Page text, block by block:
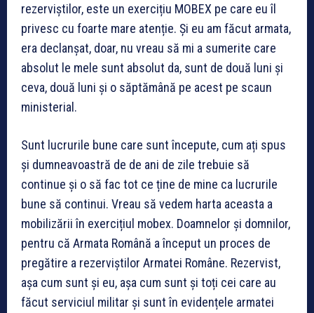
rezerviștilor, este un exercițiu MOBEX pe care eu îl
privesc cu foarte mare atenție. Și eu am făcut armata,
era declanșat, doar, nu vreau să mi a sumerite care
absolut le mele sunt absolut da, sunt de două luni și
ceva, două luni și o săptămână pe acest pe scaun
ministerial.
Sunt lucrurile bune care sunt începute, cum ați spus
și dumneavoastră de de ani de zile trebuie să
continue și o să fac tot ce ține de mine ca lucrurile
bune să continui. Vreau să vedem harta aceasta a
mobilizării în exercițiul mobex. Doamnelor și domnilor,
pentru că Armata Română a început un proces de
pregătire a rezerviștilor Armatei Române. Rezervist,
așa cum sunt și eu, așa cum sunt și toți cei care au
făcut serviciul militar și sunt în evidențele armatei